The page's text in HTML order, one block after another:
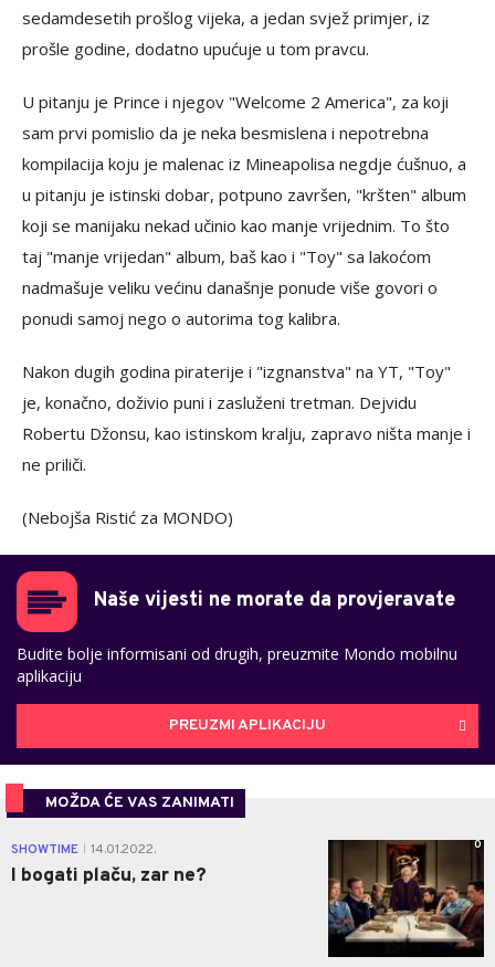
sedamdesetih prošlog vijeka, a jedan svjež primjer, iz
prošle godine, dodatno upućuje u tom pravcu.
U pitanju je Prince i njegov "Welcome 2 America", za koji
sam prvi pomislio da je neka besmislena i nepotrebna
kompilacija koju je malenac iz Mineapolisa negdje ćušnuo, a
u pitanju je istinski dobar, potpuno završen, "kršten" album
koji se manijaku nekad učinio kao manje vrijednim. To što
taj "manje vrijedan" album, baš kao i "Toy" sa lakoćom
nadmašuje veliku većinu današnje ponude više govori o
ponudi samoj nego o autorima tog kalibra.
Nakon dugih godina piraterije i "izgnanstva" na YT, "Toy"
je, konačno, doživio puni i zasluženi tretman. Dejvidu
Robertu Džonsu, kao istinskom kralju, zapravo ništa manje i
ne priliči.
(Nebojša Ristić za MONDO)
Naše vijesti ne morate da provjeravate
Budite bolje informisani od drugih, preuzmite Mondo mobilnu
aplikaciju
PREUZMI APLIKACIJU
MOŽDA ĆE VAS ZANIMATI
SHOWTIME 14.01.2022.
I bogati plaču, zar ne?
0